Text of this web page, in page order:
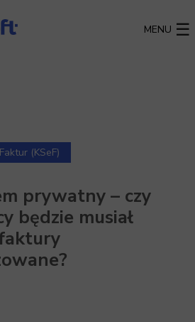
MENU
(KSeF)
prywatny – czy
będzie musiał